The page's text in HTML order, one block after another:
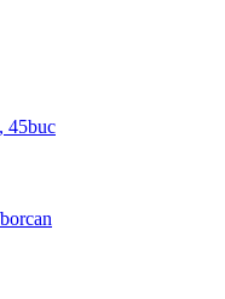
45buc